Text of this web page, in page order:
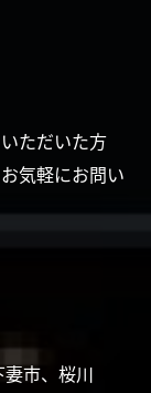
ただいた方
気軽にお問い
市、桜川